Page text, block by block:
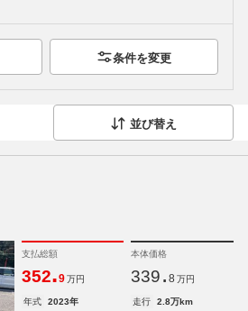
条件を変更
並び替え
支払総額
352.9 万円
本体価格
339. 8 万円
年式 2023年 走行
2.8万km